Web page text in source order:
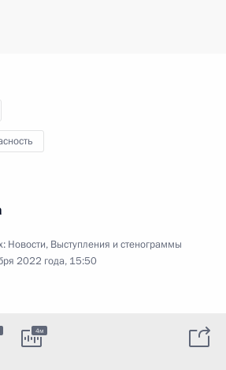
Новости, Выступления и стенограммы
2022 года, 15:50
4м